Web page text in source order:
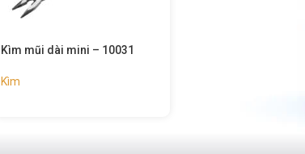
Kìm mũi dài – 10278